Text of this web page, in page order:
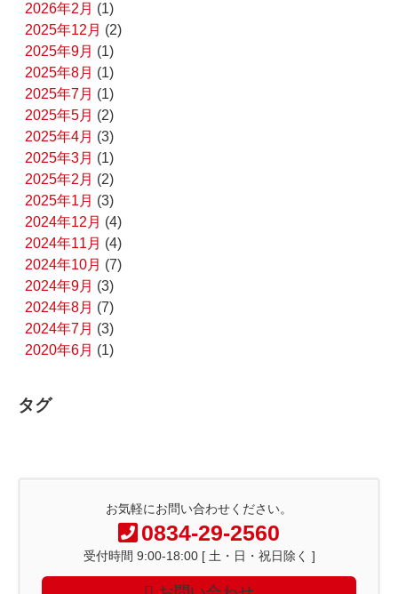
2026年2月 (1)
2025年12月 (2)
2025年9月 (1)
2025年8月 (1)
2025年7月 (1)
2025年5月 (2)
2025年4月 (3)
2025年3月 (1)
2025年2月 (2)
2025年1月 (3)
2024年12月 (4)
2024年11月 (4)
2024年10月 (7)
2024年9月 (3)
2024年8月 (7)
2024年7月 (3)
2020年6月 (1)
タグ
お気軽にお問い合わせください。
0834-29-2560
受付時間 9:00-18:00 [ 土・日・祝日除く ]